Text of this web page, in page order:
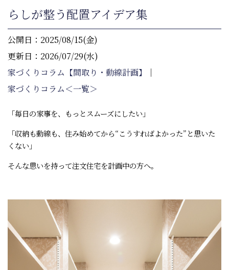
らしが整う配置アイデア集
公開日：2025/08/15(金)
更新日：2026/07/29(水)
家づくりコラム【間取り・動線計画】
｜
家づくりコラム＜一覧＞
「毎日の家事を、もっとスムーズにしたい」
「収納も動線も、住み始めてから“こうすればよかった”と思いた
くない」
そんな思いを持って注文住宅を計画中の方へ。